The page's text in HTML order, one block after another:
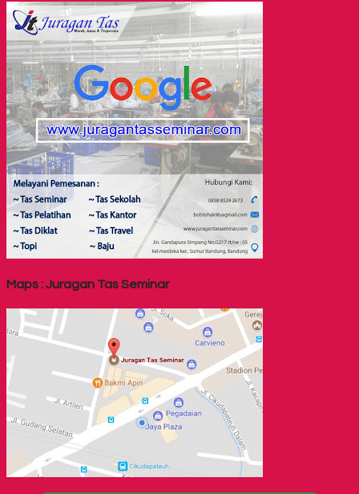
Maps : Juragan Tas Seminar